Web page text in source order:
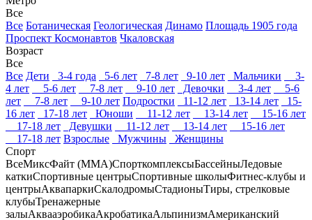
Все
Все Ботаническая Геологическая Динамо Площадь 1905 года
Проспект Космонавтов Чкаловская
Возраст
Все
Все Дети 3-4 года 5-6 лет 7-8 лет 9-10 лет Мальчики
3-
4 лет
5-6 лет 7-8 лет 9-10 лет Девочки 3-4 лет
5-6
лет
7-8 лет 9-10 лет Подростки 11-12 лет 13-14 лет
15-
16 лет
17-18 лет Юноши 11-12 лет 13-14 лет
15-16 лет
17-18 лет
Девушки 11-12 лет 13-14 лет
15-16 лет
17-18 лет Взрослые Мужчины
Женщины
Спорт
ВсеМиксФайт (ММА)СпорткомплексыБассейныЛедовые
каткиСпортивные центрыСпортивные школыФитнес-клубы и
центрыАквапаркиСкалодромыСтадионыТиры, стрелковые
клубыТренажерные
залыАквааэробикаАкробатикаАльпинизмАмериканский